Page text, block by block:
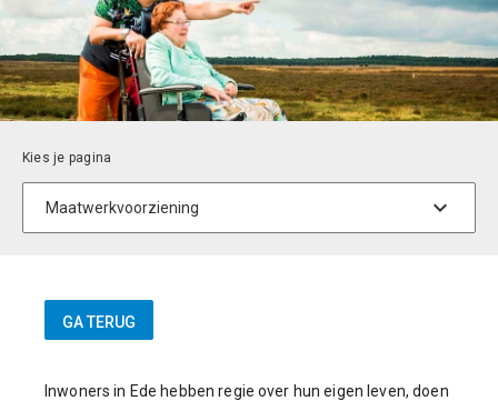
Inwoners in Ede hebben regie over hun eigen leven, doen